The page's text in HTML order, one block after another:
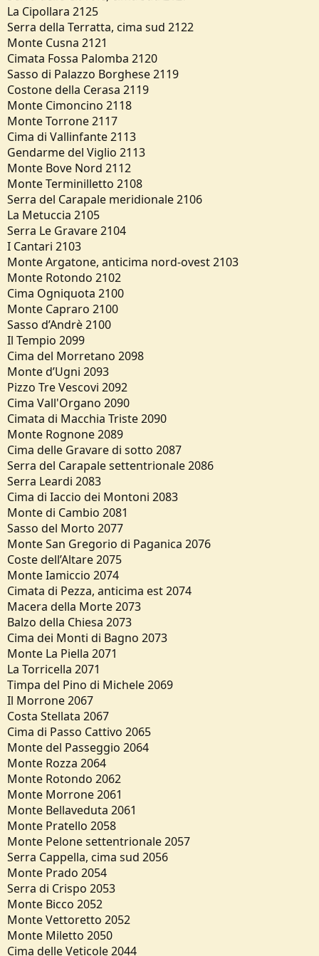
La Cipollara 2125
Serra della Terratta, cima sud 2122
Monte Cusna 2121
Cimata Fossa Palomba 2120
Sasso di Palazzo Borghese 2119
Costone della Cerasa 2119
Monte Cimoncino 2118
Monte Torrone 2117
Cima di Vallinfante 2113
Gendarme del Viglio 2113
Monte Bove Nord 2112
Monte Terminilletto 2108
Serra del Carapale meridionale 2106
La Metuccia 2105
Serra Le Gravare 2104
I Cantari 2103
Monte Argatone, anticima nord-ovest 2103
Monte Rotondo 2102
Cima Ogniquota 2100
Monte Capraro 2100
Sasso d’Andrè 2100
Il Tempio 2099
Cima del Morretano 2098
Monte d’Ugni 2093
Pizzo Tre Vescovi 2092
Cima Vall'Organo 2090
Cimata di Macchia Triste 2090
Monte Rognone 2089
Cima delle Gravare di sotto 2087
Serra del Carapale settentrionale 2086
Serra Leardi 2083
Cima di Iaccio dei Montoni 2083
Monte di Cambio 2081
Sasso del Morto 2077
Monte San Gregorio di Paganica 2076
Coste dell’Altare 2075
Monte Iamiccio 2074
Cimata di Pezza, anticima est 2074
Macera della Morte 2073
Balzo della Chiesa 2073
Cima dei Monti di Bagno 2073
Monte La Piella 2071
La Torricella 2071
Timpa del Pino di Michele 2069
Il Morrone 2067
Costa Stellata 2067
Cima di Passo Cattivo 2065
Monte del Passeggio 2064
Monte Rozza 2064
Monte Rotondo 2062
Monte Morrone 2061
Monte Bellaveduta 2061
Monte Pratello 2058
Monte Pelone settentrionale 2057
Serra Cappella, cima sud 2056
Monte Prado 2054
Serra di Crispo 2053
Monte Bicco 2052
Monte Vettoretto 2052
Monte Miletto 2050
Cima delle Veticole 2044